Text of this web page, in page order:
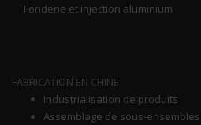
Fonderie et injection aluminium
FABRICATION EN CHINE
Industrialisation de produits
Assemblage de sous-ensembles